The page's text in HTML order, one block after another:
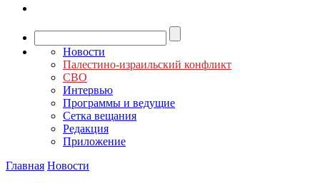
Новости
Палестино-израильский конфликт
СВО
Интервью
Программы и ведущие
Сетка вещания
Редакция
Приложение
Главная Новости